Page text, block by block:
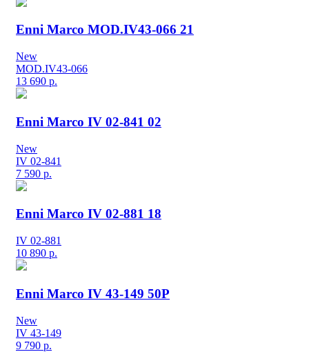
Enni Marco MOD.IV43-066 21
New
MOD.IV43-066
13 690 р.
Enni Marco IV 02-841 02
New
IV 02-841
7 590 р.
Enni Marco IV 02-881 18
IV 02-881
10 890 р.
Enni Marco IV 43-149 50P
New
IV 43-149
9 790 р.